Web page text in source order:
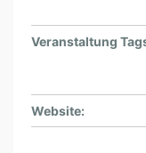
V
-
O
Veranstaltung
Website: